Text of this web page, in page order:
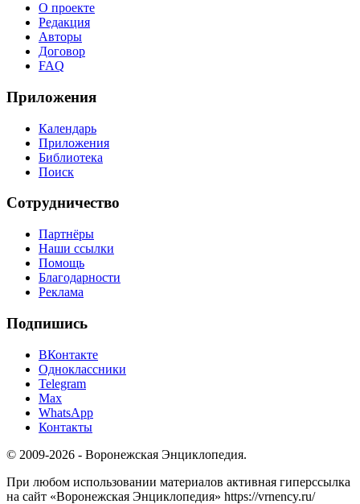
О проекте
Редакция
Авторы
Договор
FAQ
Приложения
Календарь
Приложения
Библиотека
Поиск
Сотрудничество
Партнёры
Наши ссылки
Помощь
Благодарности
Реклама
Подпишись
ВКонтакте
Одноклассники
Telegram
Max
WhatsApp
Контакты
© 2009-2026 - Воронежская Энциклопедия.
При любом использовании материалов активная гиперссылка
на сайт «Воронежская Энциклопедия» https://vrnency.ru/